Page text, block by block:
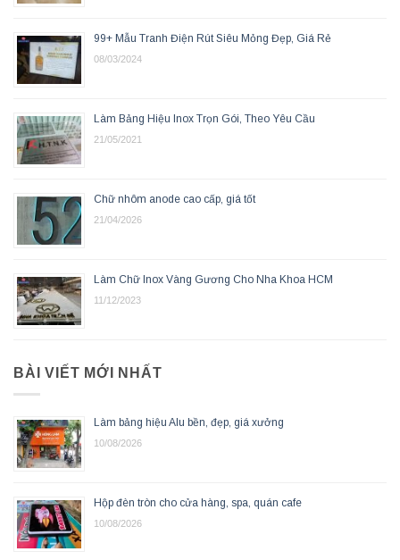
99+ Mẫu Tranh Điện Rút Siêu Mỏng Đẹp, Giá Rẻ
08/03/2024
Làm Bảng Hiệu Inox Trọn Gói, Theo Yêu Cầu
21/05/2021
Chữ nhôm anode cao cấp, giá tốt
21/04/2026
Làm Chữ Inox Vàng Gương Cho Nha Khoa HCM
11/12/2023
BÀI VIẾT MỚI NHẤT
Làm bảng hiệu Alu bền, đẹp, giá xưởng
10/08/2026
Hộp đèn tròn cho cửa hàng, spa, quán cafe
10/08/2026